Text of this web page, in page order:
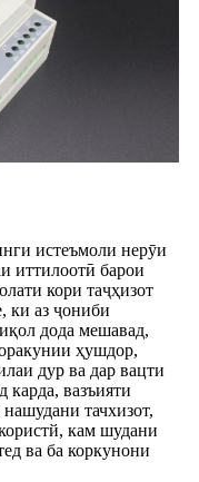
истеъмоли нерӯи
иттилоотӣ барои
кори таҷҳизот
ки аз ҷониби
дода мешавад,
ҳушдор,
дур ва дар вацти
карда, вазъияти
тачхизот,
кам шудани
ва ба коркунони